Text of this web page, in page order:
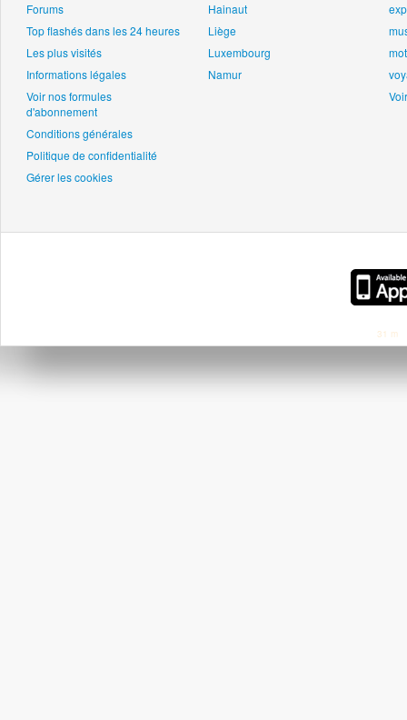
Forums
Top flashés dans les 24 heures
Les plus visités
Informations légales
Voir nos formules
d'abonnement
Conditions générales
Politique de confidentialité
Gérer les cookies
Hainaut
Liège
Luxembourg
Namur
31 m